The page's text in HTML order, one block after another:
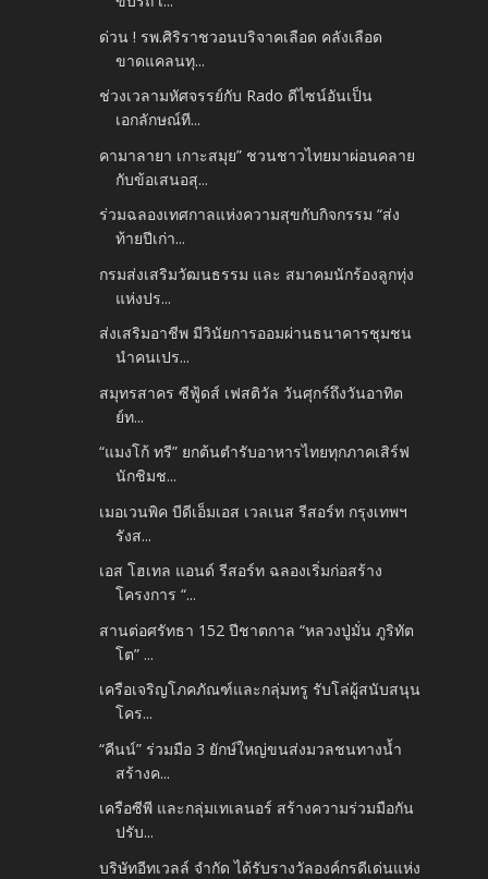
ด่วน ! รพ.ศิริราชวอนบริจาคเลือด คลังเลือด
ขาดแคลนทุ...
ช่วงเวลามหัศจรรย์กับ Rado ดีไซน์อันเป็น
เอกลักษณ์ที...
คามาลายา เกาะสมุย” ชวนชาวไทยมาผ่อนคลาย
กับข้อเสนอสุ...
ร่วมฉลองเทศกาลแห่งความสุขกับกิจกรรม “ส่ง
ท้ายปีเก่า...
กรมส่งเสริมวัฒนธรรม และ สมาคมนักร้องลูกทุ่ง
แห่งปร...
ส่งเสริมอาชีพ มีวินัยการออมผ่านธนาคารชุมชน
นำคนเปร...
สมุทรสาคร ซีฟู้ดส์ เฟสติวัล วันศุกร์ถึงวันอาทิต
ย์ท...
“แมงโก้ ทรี” ยกต้นตำรับอาหารไทยทุกภาคเสิร์ฟ
นักชิมช...
เมอเวนพิค บีดีเอ็มเอส เวลเนส รีสอร์ท กรุงเทพฯ
รังส...
เอส โฮเทล แอนด์ รีสอร์ท ฉลองเริ่มก่อสร้าง
โครงการ “...
สานต่อศรัทธา 152 ปีชาตกาล “หลวงปู่มั่น ภูริทัต
โต” ...
เครือเจริญโภคภัณฑ์และกลุ่มทรู รับโล่ผู้สนับสนุน
โคร...
“คีนน์” ร่วมมือ 3 ยักษ์ใหญ่ขนส่งมวลชนทางน้ำ
สร้างค...
เครือซีพี และกลุ่มเทเลนอร์ สร้างความร่วมมือกัน
ปรับ...
บริษัทอีทเวลล์ จำกัด ได้รับรางวัลองค์กรดีเด่นแห่ง